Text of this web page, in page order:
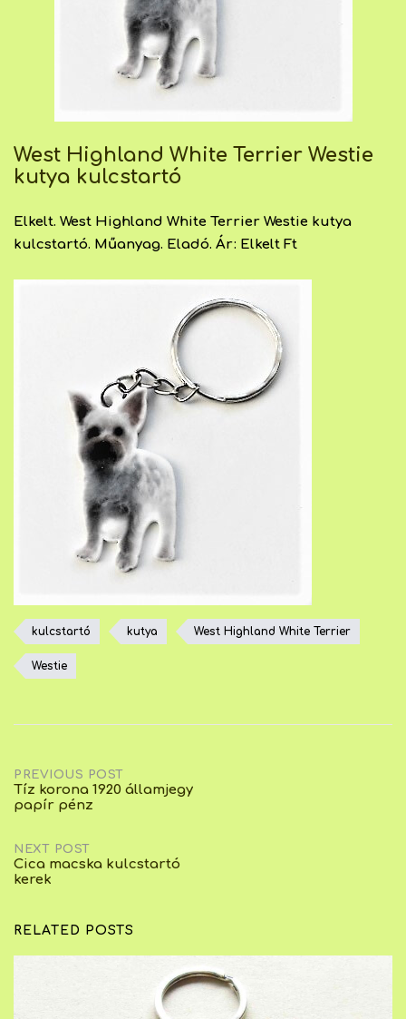
West Highland White Terrier Westie
kutya kulcstartó
Elkelt. West Highland White Terrier Westie kutya
kulcstartó. Műanyag. Eladó. Ár: Elkelt Ft
kulcstartó kutya West Highland White Terrier
Westie
Post
PREVIOUS POST
Tíz korona 1920 államjegy
papír pénz
NEXT POST
Cica macska kulcstartó
kerek
RELATED POSTS